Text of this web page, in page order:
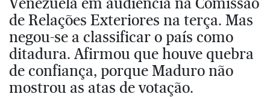
de Relações Exteriores na terça. Mas
negou-se a classificar o país como
ditadura. Afirmou que houve quebra
de confiança, porque Maduro não
mostrou as atas de votação.